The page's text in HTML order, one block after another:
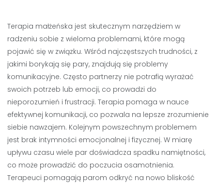
Terapia małżeńska jest skutecznym narzędziem w
radzeniu sobie z wieloma problemami, które mogą
pojawić się w związku. Wśród najczęstszych trudności, z
jakimi borykają się pary, znajdują się problemy
komunikacyjne. Często partnerzy nie potrafią wyrażać
swoich potrzeb lub emocji, co prowadzi do
nieporozumień i frustracji. Terapia pomaga w nauce
efektywnej komunikacji, co pozwala na lepsze zrozumienie
siebie nawzajem. Kolejnym powszechnym problemem
jest brak intymności emocjonalnej i fizycznej. W miarę
upływu czasu wiele par doświadcza spadku namiętności,
co może prowadzić do poczucia osamotnienia.
Terapeuci pomagają parom odkryć na nowo bliskość